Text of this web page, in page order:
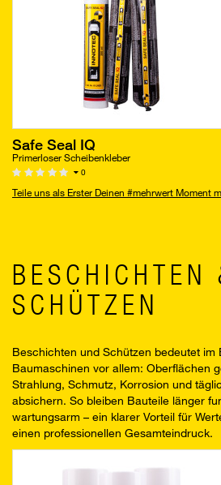
Safe Seal IQ
Primerloser Scheibenkleber
0
Teile uns als Erster Deinen #mehrwert Moment
BESCHICHTEN
SCHÜTZEN
Beschichten und Schützen bedeutet im
Baumaschinen vor allem: Oberflächen
Strahlung, Schmutz, Korrosion und
absichern. So bleiben Bauteile länger
wartungsarm – ein klarer Vorteil für
einen professionellen Gesamteindruck.